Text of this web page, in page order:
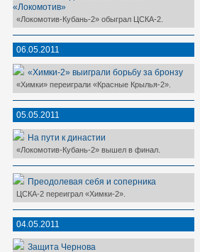
«Локомотив»
«Локомотив-Кубань-2» обыграл ЦСКА-2.
06.05.2011
«Химки-2» выиграли борьбу за бронзу
«Химки» переиграли «Красные Крылья-2».
05.05.2011
На пути к династии
«Локомотив-Кубань-2» вышел в финал.
Преодолевая себя и соперника
ЦСКА-2 переиграл «Химки-2».
04.05.2011
Защита Чернова